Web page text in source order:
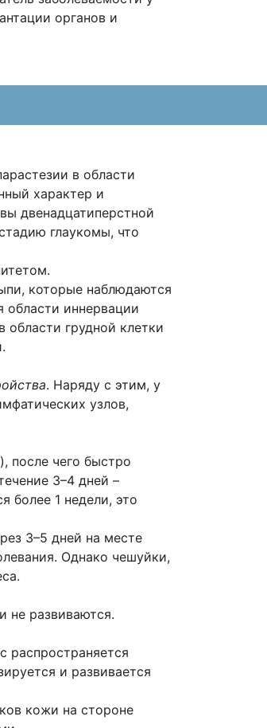
органов и
в области
характер и
двенадцатиперстной
глаукомы, что
которые наблюдаются
области иннервации
грудной клетки
. Наряду с этим, у
узлов,
после чего быстро
3–4 дней –
более 1 недели, это
3–5 дней на месте
Однако чешуйки,
не развиваются.
и развивается
кожи на стороне